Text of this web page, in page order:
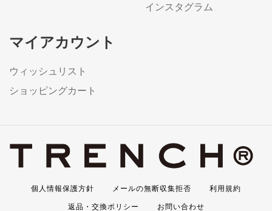
インスタグラム
マイアカウント
ウィッシュリスト
ショッピングカート
個人情報保護方針 メールの無断収集拒否 利用規約
返品・交換ポリシー お問い合わせ